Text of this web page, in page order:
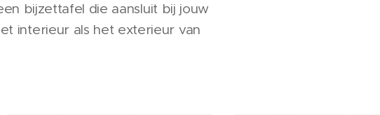
bijzettafel die aansluit bij jouw
interieur als het exterieur van